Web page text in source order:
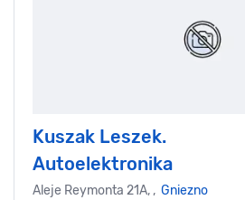
Kuszak Leszek.
Autoelektronika
Aleje Reymonta 21A, , Gniezno